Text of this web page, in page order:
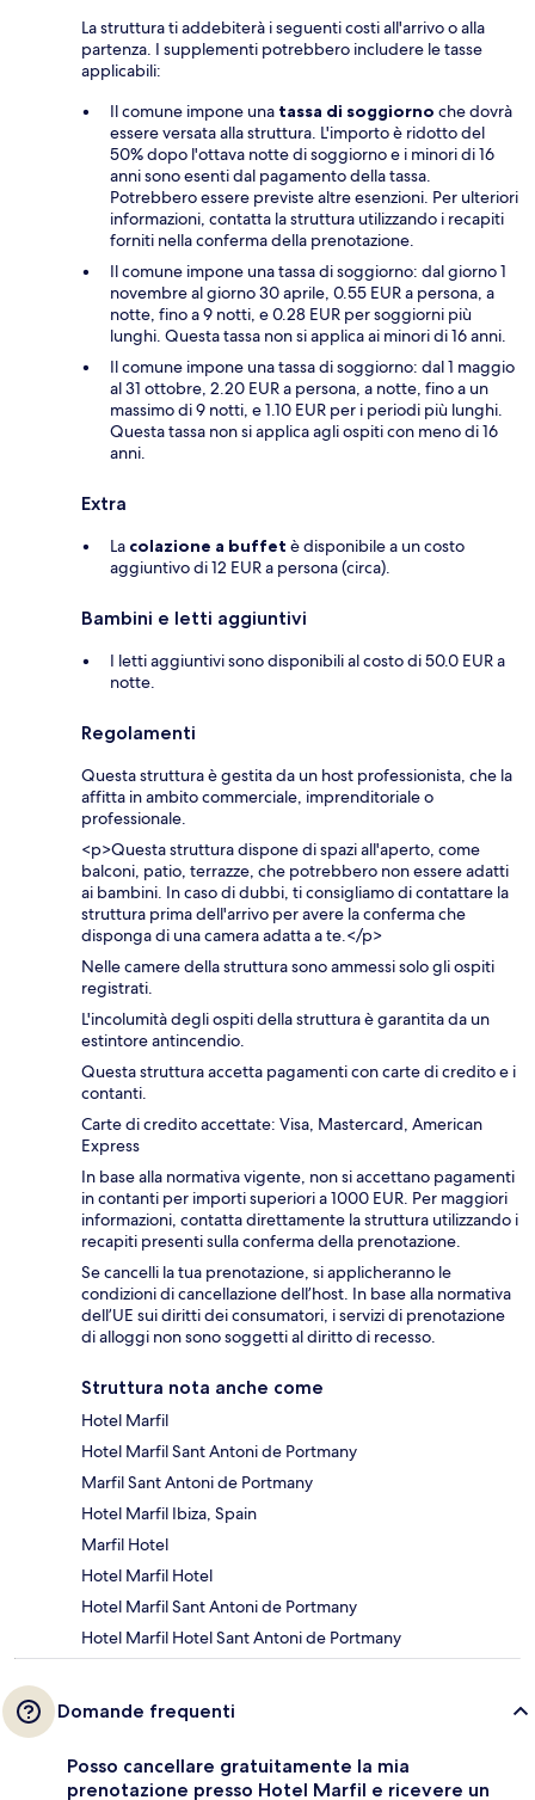
La struttura ti addebiterà i seguenti costi all'arrivo o alla
partenza. I supplementi potrebbero includere le tasse
applicabili:
Il comune impone una tassa di soggiorno che dovrà
essere versata alla struttura. L'importo è ridotto del
50% dopo l'ottava notte di soggiorno e i minori di 16
anni sono esenti dal pagamento della tassa.
Potrebbero essere previste altre esenzioni. Per ulteriori
informazioni, contatta la struttura utilizzando i recapiti
forniti nella conferma della prenotazione.
Il comune impone una tassa di soggiorno: dal giorno 1
novembre al giorno 30 aprile, 0.55 EUR a persona, a
notte, fino a 9 notti, e 0.28 EUR per soggiorni più
lunghi. Questa tassa non si applica ai minori di 16 anni.
Il comune impone una tassa di soggiorno: dal 1 maggio
al 31 ottobre, 2.20 EUR a persona, a notte, fino a un
massimo di 9 notti, e 1.10 EUR per i periodi più lunghi.
Questa tassa non si applica agli ospiti con meno di 16
anni.
Extra
La colazione a buffet è disponibile a un costo
aggiuntivo di 12 EUR a persona (circa).
Bambini e letti aggiuntivi
I letti aggiuntivi sono disponibili al costo di 50.0 EUR a
notte.
Regolamenti
Questa struttura è gestita da un host professionista, che la
affitta in ambito commerciale, imprenditoriale o
professionale.
<p>Questa struttura dispone di spazi all'aperto, come
balconi, patio, terrazze, che potrebbero non essere adatti
ai bambini. In caso di dubbi, ti consigliamo di contattare la
struttura prima dell'arrivo per avere la conferma che
disponga di una camera adatta a te.</p>
Nelle camere della struttura sono ammessi solo gli ospiti
registrati.
L'incolumità degli ospiti della struttura è garantita da un
estintore antincendio.
Questa struttura accetta pagamenti con carte di credito e i
contanti.
Carte di credito accettate: Visa, Mastercard, American
Express
In base alla normativa vigente, non si accettano pagamenti
in contanti per importi superiori a 1000 EUR. Per maggiori
informazioni, contatta direttamente la struttura utilizzando i
recapiti presenti sulla conferma della prenotazione.
Se cancelli la tua prenotazione, si applicheranno le
condizioni di cancellazione dell’host. In base alla normativa
dell’UE sui diritti dei consumatori, i servizi di prenotazione
di alloggi non sono soggetti al diritto di recesso.
Struttura nota anche come
Hotel Marfil
Hotel Marfil Sant Antoni de Portmany
Marfil Sant Antoni de Portmany
Hotel Marfil Ibiza, Spain
Marfil Hotel
Hotel Marfil Hotel
Hotel Marfil Sant Antoni de Portmany
Hotel Marfil Hotel Sant Antoni de Portmany
Domande frequenti
Posso cancellare gratuitamente la mia
prenotazione presso Hotel Marfil e ricevere un